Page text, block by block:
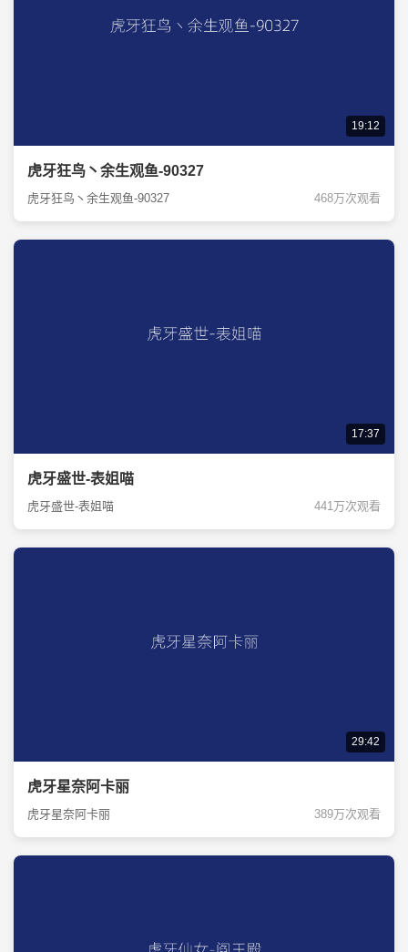
19:12
虎牙狂鸟丶余生观鱼-90327
虎牙狂鸟丶余生观鱼-90327 468万次观看
17:37
虎牙盛世-表姐喵
虎牙盛世-表姐喵 441万次观看
29:42
虎牙星奈阿卡丽
虎牙星奈阿卡丽 389万次观看